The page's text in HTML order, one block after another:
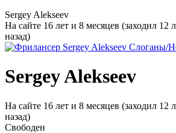
Sergey Alekseev
На сайте 16 лет и 8 месяцев (заходил 12
назад)
Sergey Alekseev
На сайте 16 лет и 8 месяцев (заходил 12
назад)
Свободен